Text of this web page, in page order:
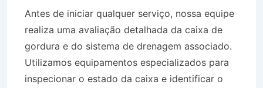
Antes de iniciar qualquer serviço, nossa equipe
realiza uma avaliação detalhada da caixa de
gordura e do sistema de drenagem associado.
Utilizamos equipamentos especializados para
inspecionar o estado da caixa e identificar o